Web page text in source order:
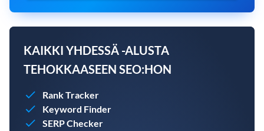
KAIKKI YHDESSÄ -ALUSTA
TEHOKKAASEEN SEO:HON
Rank Tracker
Keyword Finder
SERP Checker